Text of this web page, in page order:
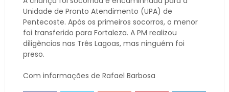
Unidade de Pronto Atendimento (UPA) de
Pentecoste. Após os primeiros socorros, o menor
foi transferido para Fortaleza. A PM realizou
diligências nas Três Lagoas, mas ninguém foi
preso.
Com informações de Rafael Barbosa